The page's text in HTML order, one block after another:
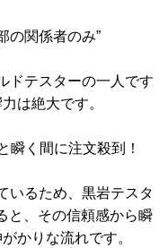
の関係者のみ”
ドテスターの一人です
は絶大です。
瞬く間に注文殺到！
いるため、黒岩テスタ
と、その信頼感から瞬
かりな流れです。